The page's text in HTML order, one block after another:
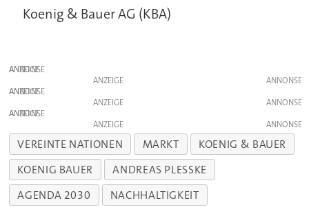
Koenig & Bauer AG (KBA)
ANZEIGE
ANZEIGE
ANZEIGE
ANZEIGE
ANZEIGE
ANZEIGE
VEREINTE NATIONEN MARKT
KOENIG & BAUER
KOENIG BAUER
ANDREAS PLESSKE
AGENDA 2030
NACHHALTIGKEIT